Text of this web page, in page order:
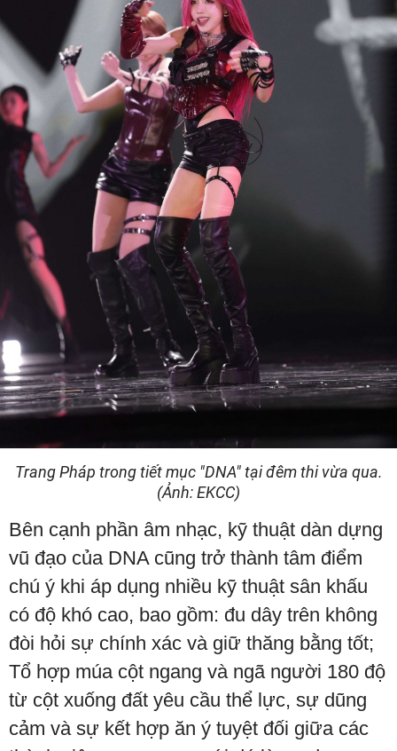
Trang Pháp trong tiết mục "DNA" tại đêm thi vừa qua.
(Ảnh: EKCC)
Bên cạnh phần âm nhạc, kỹ thuật dàn dựng
vũ đạo của DNA cũng trở thành tâm điểm
chú ý khi áp dụng nhiều kỹ thuật sân khấu
có độ khó cao, bao gồm: đu dây trên không
đòi hỏi sự chính xác và giữ thăng bằng tốt;
Tổ hợp múa cột ngang và ngã người 180 độ
từ cột xuống đất yêu cầu thể lực, sự dũng
cảm và sự kết hợp ăn ý tuyệt đối giữa các